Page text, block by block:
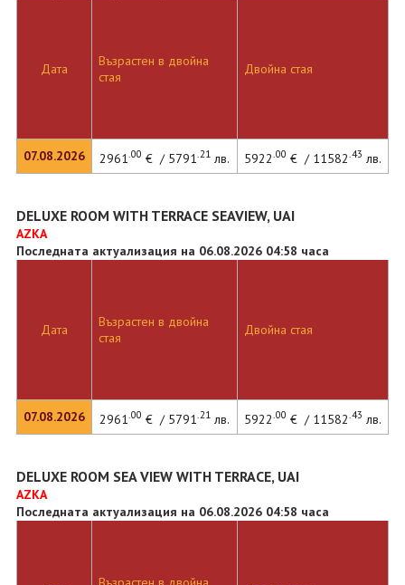
Дата
07.08.2026
Възрастен в двойна
стая
Двойна стая
2961.00 € / 5791.21лв. 5922.00 € / 11582.43 лв.
DELUXE ROOM WITH TERRACE SEAVIEW, UAI
AZKA
Последната актуализация на 06.08.2026 04:58 часа
Дата
07.08.2026
Възрастен в двойна
стая
Двойна стая
2961.00 € / 5791.21лв. 5922.00 € / 11582.43 лв.
DELUXE ROOM SEA VIEW WITH TERRACE, UAI
AZKA
Последната актуализация на 06.08.2026 04:58 часа